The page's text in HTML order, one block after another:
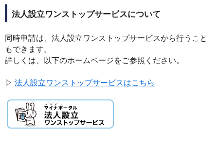
法人設立ワンストップサービスについて
同時申請は、法人設立ワンストップサービスから行うこと
もできます。
詳しくは、以下のホームページをご参照ください。
▷ 法人設立ワンストップサービスはこちら